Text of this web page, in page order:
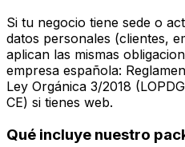
Si tu negocio tiene sede o
datos personales (clientes,
aplican las mismas
empresa española:
Ley Orgánica 3/2018
CE) si tienes web.
Qué incluye nuestro